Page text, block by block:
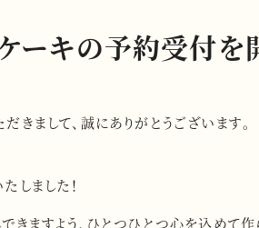
ーキの予約受付を
まして、誠にありがとうございます。
しました！
きますよう、ひとつひとつ心を込めて